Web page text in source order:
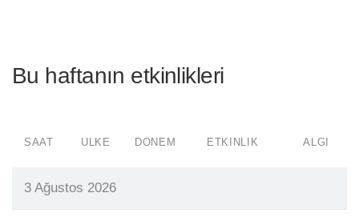
Bu haftanın etkinlikleri
SAAT ÜLKE DÖNEM ETKINLIK ALGI
3 Ağustos 2026